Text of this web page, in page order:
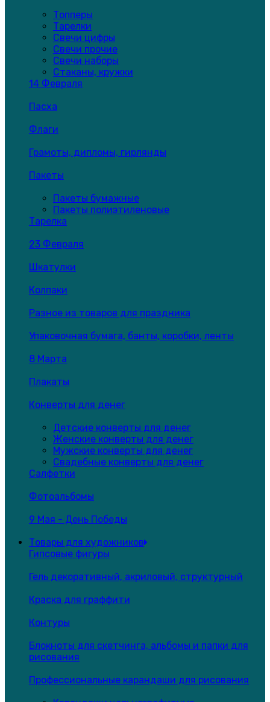
Топперы
Тарелки
Свечи цифры
Свечи прочие
Свечи наборы
Стаканы, кружки
14 Февраля
Пасха
Флаги
Грамоты, дипломы, гирлянды
Пакеты
Пакеты бумажные
Пакеты полиэтиленовые
Тарелка
23 Февраля
Шкатулки
Колпаки
Разное из товаров для праздника
Упаковочная бумага, банты, коробки, ленты
8 Марта
Плакаты
Конверты для денег
Детские конверты для денег
Женские конверты для денег
Мужские конверты для денег
Свадебные конверты для денег
Салфетки
Фотоальбомы
9 Мая - День Победы
Товары для художников
Гипсовые фигуры
Гель декоративный, акриловый, структурный
Краска для граффити
Контуры
Блокноты для скетчинга, альбомы и папки для
рисования
Профессиональные карандаши для рисования